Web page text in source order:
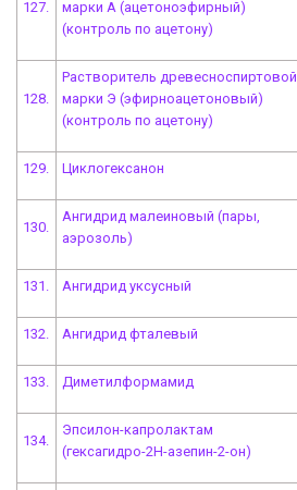
127.
марки А (ацетоноэфирный)
(контроль по ацетону)
128.
Растворитель древесноспиртовой
марки Э (эфирноацетоновый)
(контроль по ацетону)
129. Циклогексанон
130.
Ангидрид малеиновый (пары,
аэрозоль)
131. Ангидрид уксусный
132. Ангидрид фталевый
133. Диметилформамид
134.
Эпсилон-капролактам
(гексагидро-2H-азепин-2-он)